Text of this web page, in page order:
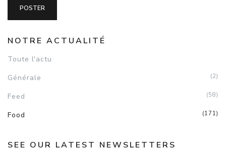
NOTRE ACTUALITÉ
Toute l'actu
Générale
(2)
Feed (58)
Food (171)
SEE OUR LATEST NEWSLETTERS